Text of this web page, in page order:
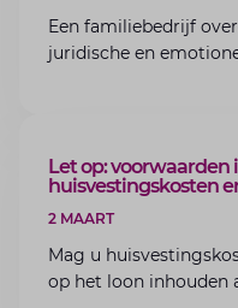
Een familiebedrijf
juridische en
ARTIKEL
Let op: voorwaarden
huisvestingskosten
2 MAART
Mag u
op het loon